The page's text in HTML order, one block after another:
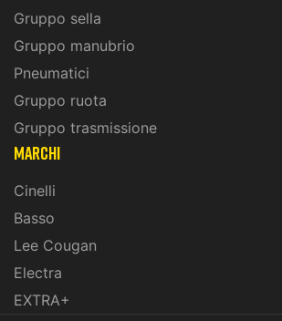
Gruppo sella
Gruppo manubrio
Pneumatici
Gruppo ruota
Gruppo trasmissione
marchi
Cinelli
Basso
Lee Cougan
Electra
EXTRA+